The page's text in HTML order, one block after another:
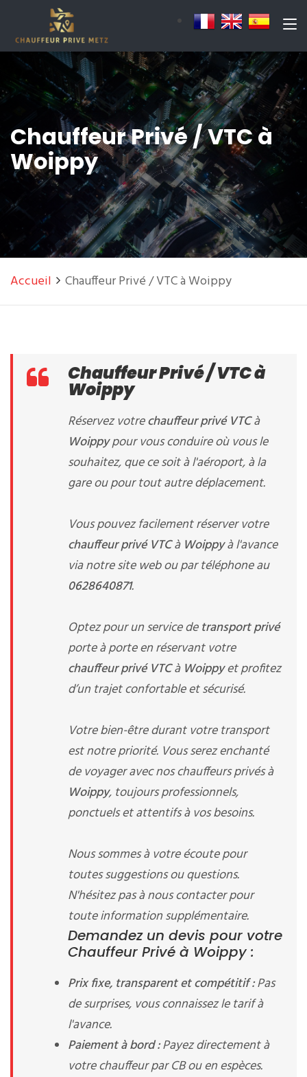
Chauffeur Privé / VTC à
Woippy
Accueil Chauffeur Privé / VTC à Woippy
Chauffeur Privé / VTC à
Woippy
Réservez votrechauffeur privé VTCà
Woippypour vous conduire où vous le
souhaitez, que ce soit à l'aéroport, à la
gare ou pour tout autre déplacement.
Vous pouvez facilement réserver votre
chauffeur privé VTCà Woippyà l'avance
via notre site web ou par téléphone au
0628640871.
Optez pour un service detransport privé
porte à porte en réservant votre
chauffeur privé VTCà Woippyet profitez
d’un trajet confortable et sécurisé.
Votre bien-être durant votre transport
est notre priorité. Vous serez enchanté
de voyager avec nos chauffeurs privés à
Woippy, toujours professionnels,
ponctuels et attentifs à vos besoins.
Nous sommes à votre écoute pour
toutes suggestions ou questions.
N'hésitez pas à nous contacter pour
toute information supplémentaire.
Demandez un devis pour votre
Chauffeur Privé à Woippy :
Prix fixe, transparent et compétitif :Pas
de surprises, vous connaissez le tarif à
l'avance.
Paiement à bord :Payez directement à
votre chauffeur par CB ou en espèces.